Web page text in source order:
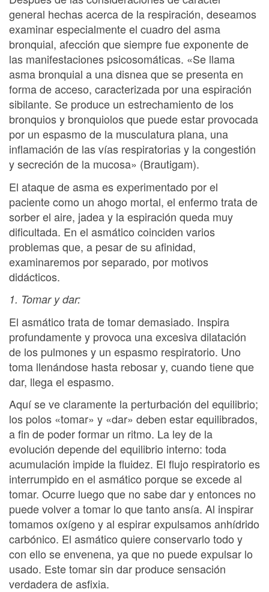
general hechas acerca de la respiración, deseamos
examinar especialmente el cuadro del asma
bronquial, afección que siempre fue exponente de
las manifestaciones psicosomáticas. «Se llama
asma bronquial a una disnea que se presenta en
forma de acceso, caracterizada por una espiración
sibilante. Se produce un estrechamiento de los
bronquios y bronquiolos que puede estar provocada
por un espasmo de la musculatura plana, una
inflamación de las vías respiratorias y la congestión
y secreción de la mucosa» (Brautigam).
El ataque de asma es experimentado por el
paciente como un ahogo mortal, el enfermo trata de
sorber el aire, jadea y la espiración queda muy
dificultada. En el asmático coinciden varios
problemas que, a pesar de su afinidad,
examinaremos por separado, por motivos
didácticos.
1. Tomar y dar:
El asmático trata de tomar demasiado. Inspira
profundamente y provoca una excesiva dilatación
de los pulmones y un espasmo respiratorio. Uno
toma llenándose hasta rebosar y, cuando tiene que
dar, llega el espasmo.
Aquí se ve claramente la perturbación del equilibrio;
los polos «tomar» y «dar» deben estar equilibrados,
a fin de poder formar un ritmo. La ley de la
evolución depende del equilibrio interno: toda
acumulación impide la fluidez. El flujo respiratorio es
interrumpido en el asmático porque se excede al
tomar. Ocurre luego que no sabe dar y entonces no
puede volver a tomar lo que tanto ansía. Al inspirar
tomamos oxígeno y al espirar expulsamos anhídrido
carbónico. El asmático quiere conservarlo todo y
con ello se envenena, ya que no puede expulsar lo
usado. Este tomar sin dar produce sensación
verdadera de asfixia.